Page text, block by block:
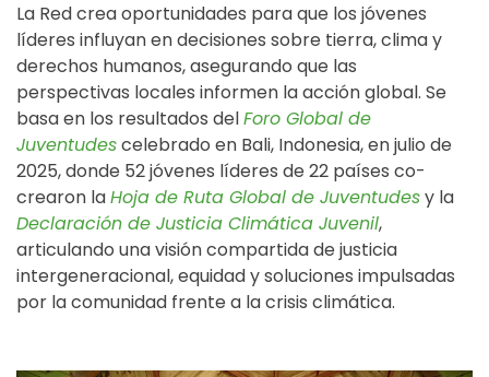
La Red crea oportunidades para que los jóvenes
líderes influyan en decisiones sobre tierra, clima y
derechos humanos, asegurando que las
perspectivas locales informen la acción global. Se
basa en los resultados delForo Global de
Juventudescelebrado en Bali, Indonesia, en julio de
2025, donde 52 jóvenes líderes de 22 países co-
crearon laHoja de Ruta Global de Juventudesy la
Declaración de Justicia Climática Juvenil,
articulando una visión compartida de justicia
intergeneracional, equidad y soluciones impulsadas
por la comunidad frente a la crisis climática.